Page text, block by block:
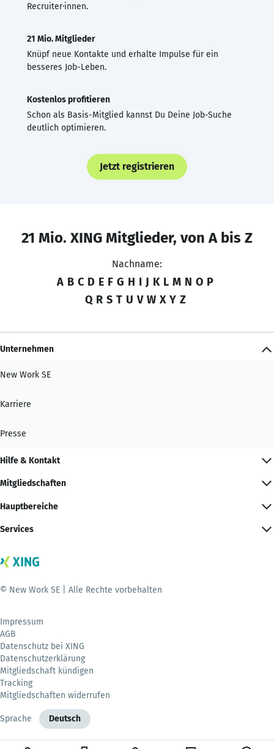
Recruiter·innen.
21 Mio. Mitglieder
Knüpf neue Kontakte und erhalte Impulse für ein
besseres Job-Leben.
Kostenlos profitieren
Schon als Basis-Mitglied kannst Du Deine Job-Suche
deutlich optimieren.
Jetzt registrieren
21 Mio. XING Mitglieder, von A bis Z
Nachname:
A B C D E F G H I J K L M N O P
Q R S T U V W X Y Z
Unternehmen
New Work SE
Karriere
Presse
Hilfe & Kontakt
Mitgliedschaften
Hauptbereiche
Services
© New Work SE | Alle Rechte vorbehalten
Impressum
AGB
Datenschutz bei XING
Datenschutzerklärung
Mitgliedschaft kündigen
Tracking
Mitgliedschaften widerrufen
Sprache Deutsch